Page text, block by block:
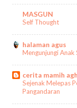
MASGUN
Self Thought
halaman agus
Mengunjungi Anak
cerita mamih
Sejenak Melepas
Pangandaran